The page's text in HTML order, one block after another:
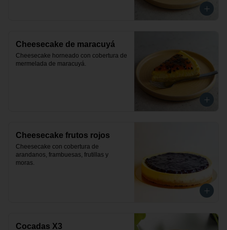
Cheesecake de maracuyá
Cheesecake horneado con cobertura de
mermelada de maracuyá.
Cheesecake frutos rojos
Cheesecake con cobertura de
arandanos, frambuesas, frutillas y
moras.
Cocadas X3